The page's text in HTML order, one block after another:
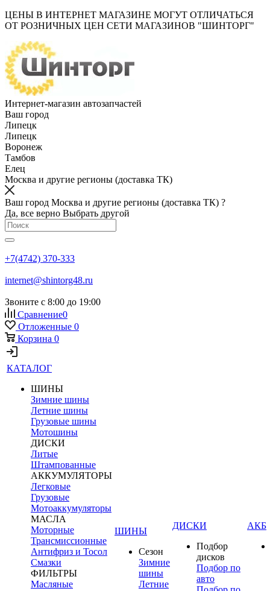
ЦЕНЫ В ИНТЕРНЕТ МАГАЗИНЕ МОГУТ ОТЛИЧАТЬСЯ
ОТ РОЗНИЧНЫХ ЦЕН СЕТИ МАГАЗИНОВ "ШИНТОРГ"
Интернет-магазин автозапчастей
Ваш город
Липецк
Липецк
Воронеж
Тамбов
Елец
Москва и другие регионы (доставка ТК)
Ваш город Москва и другие регионы (доставка ТК) ?
Да, все верно Выбрать другой
+7(4742) 370-333
internet@shintorg48.ru
Звоните с 8:00 до 19:00
Сравнение0
Отложенные 0
Корзина 0
КАТАЛОГ
ШИНЫ
Зимние шины
Летние шины
Грузовые шины
Мотошины
ДИСКИ
Литые
Штампованные
АККУМУЛЯТОРЫ
Легковые
Грузовые
Мотоаккумуляторы
МАСЛА
Моторные
Трансмиссионные
Антифриз и Тосол
Смазки
ФИЛЬТРЫ
Масляные
ШИНЫ
Сезон
Зимние
шины
Летние
ДИСКИ
Подбор
дисков
Подбор по
авто
АКБ